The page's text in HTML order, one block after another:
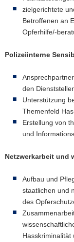
zielgerichtete
Betroffenen an
Opferhilfe/-
Polizeiinterne
den
Unterstützung
Themenfeld
Erstellung von
und
Netzwerkarbeit und
Aufbau und
staatlichen und
des
Hasskriminalität